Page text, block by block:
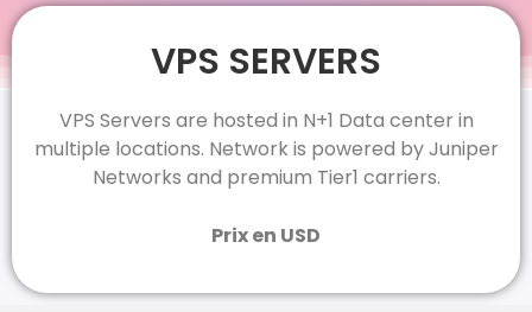
VPS SERVERS
VPS Servers are hosted in N+1 Data center in
multiple locations. Network is powered by Juniper
Networks and premium Tier1 carriers.
Prix en USD